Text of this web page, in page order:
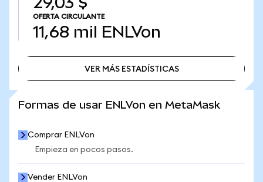
OFERTA CIRCULANTE
11,68 mil ENLVon
VER MÁS ESTADÍSTICAS
Formas de usar ENLVon en MetaMask
Comprar ENLVon
Empieza en pocos pasos.
Vender ENLVon